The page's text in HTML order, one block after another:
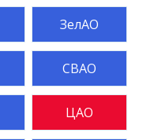
ЗелАО
СВАО
ЦАО